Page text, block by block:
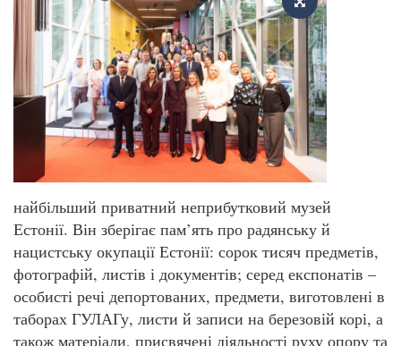
найбільший приватний неприбутковий музей
Естонії. Він зберігає пам’ять про радянську й
нацистську окупації Естонії: сорок тисяч предметів,
фотографій, листів і документів; серед експонатів –
особисті речі депортованих, предмети, виготовлені в
таборах ГУЛАГу, листи й записи на березовій корі, а
також матеріали, присвячені діяльності руху опору та